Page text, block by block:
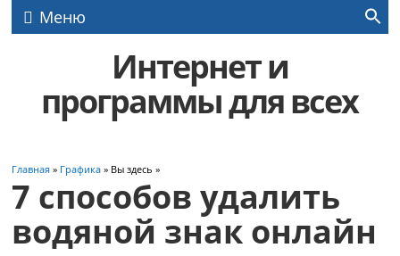
Меню
Интернет и
программы для всех
Главная » Графика » Вы здесь »
7 способов удалить
водяной знак онлайн